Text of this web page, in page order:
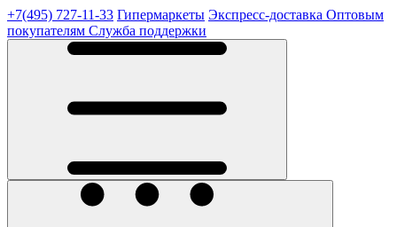
+7(495) 727-11-33 Гипермаркеты Экспресс-доставка Оптовым
покупателям Служба поддержки